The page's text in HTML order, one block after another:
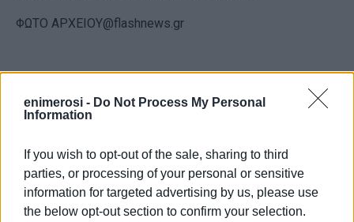
enimerosi - Do Not Process My Personal
Information
If you wish to opt-out of the sale, sharing to third
parties, or processing of your personal or sensitive
information for targeted advertising by us, please use
the below opt-out section to confirm your selection.
ΦΩΤΟ ΑΡΧΕΙΟΥ@flashnews.gr